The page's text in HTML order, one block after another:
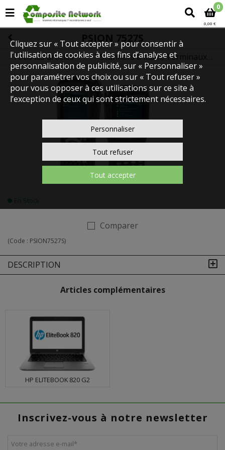
0
0,00 €
PSION 7527S
Tous les articles
CODE A BARRES
En Stock
Comparer
(Code : PSION7527S)
DESCRIPTION
Articles complémentaires
HP ELITEBOOK 820 G2
Cliquez sur « Tout accepter » pour consentir à
l'utilisation de cookies à des fins d’analyse et
personnalisation de publicité, sur « Personnaliser »
pour paramétrer vos choix ou sur « Tout refuser »
pour vous opposer à ces utilisations sur ce site à
l’exception de ceux qui sont strictement nécessaires.
Personnaliser
Tout refuser
Tout accepter
Inscrivez-vous à notre newsletter
Votre adresse e-mail*